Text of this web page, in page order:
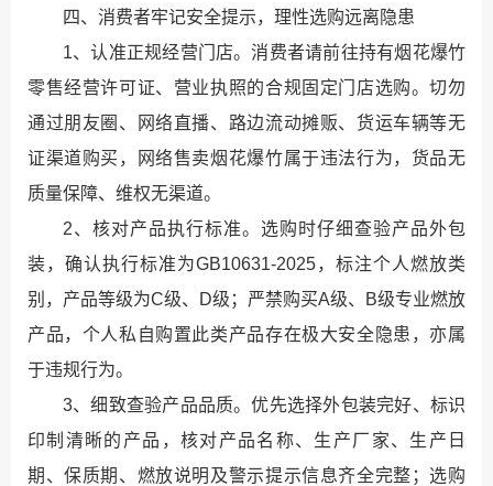
四、消费者牢记安全提示，理性选购远离隐患
1、认准正规经营门店。消费者请前往持有烟花爆竹
零售经营许可证、营业执照的合规固定门店选购。切勿
通过朋友圈、网络直播、路边流动摊贩、货运车辆等无
证渠道购买，网络售卖烟花爆竹属于违法行为，货品无
质量保障、维权无渠道。
2、核对产品执行标准。选购时仔细查验产品外包
装，确认执行标准为GB10631-2025，标注个人燃放类
别，产品等级为C级、D级；严禁购买A级、B级专业燃放
产品，个人私自购置此类产品存在极大安全隐患，亦属
于违规行为。
3、细致查验产品品质。优先选择外包装完好、标识
印制清晰的产品，核对产品名称、生产厂家、生产日
期、保质期、燃放说明及警示提示信息齐全完整；选购